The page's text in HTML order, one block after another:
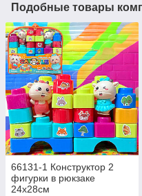
Подобные товары
66131-1 Конструктор 2
фигурки в рюкзаке
24х28см